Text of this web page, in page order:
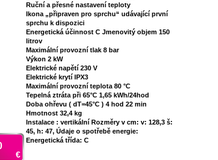
Ruční a přesné nastavení teploty
Ikona „připraven pro sprchu“ udávající první
sprchu k dispozici
Energetická účinnost C Jmenovitý objem 150
litrov
Maximální provozní tlak 8 bar
Výkon 2 kW
Elektrické napětí 230 V
Elektrické krytí IPX3
Maximální provozní teplota 80 °C
Tepelná ztráta při 65°C 1,65 kWh/24hod
Doba ohřevu ( dT=45°C ) 4 hod 22 min
Hmotnost 32,4 kg
Instalace : vertikální Rozměry v cm: v: 128,3 š:
45, h: 47, Údaje o spotřebě energie:
Energetická třída: C
€